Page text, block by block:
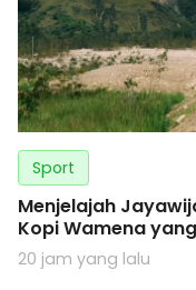
Sport
Menjelajah
Kopi Wamena
20 jam yang lalu